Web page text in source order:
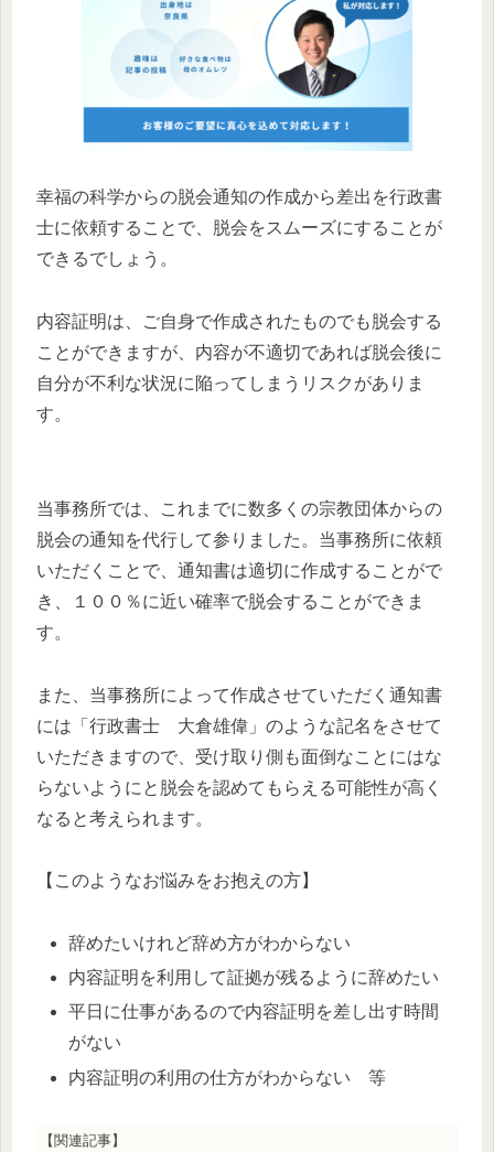
幸福の科学からの脱会通知の作成から差出を行政書
士に依頼することで、脱会をスムーズにすることが
できるでしょう。
内容証明は、ご自身で作成されたものでも脱会する
ことができますが、内容が不適切であれば脱会後に
自分が不利な状況に陥ってしまうリスクがありま
す。
当事務所では、これまでに数多くの宗教団体からの
脱会の通知を代行して参りました。当事務所に依頼
いただくことで、通知書は適切に作成することがで
き、１００％に近い確率で脱会することができま
す。
また、当事務所によって作成させていただく通知書
には「行政書士 大倉雄偉」のような記名をさせて
いただきますので、受け取り側も面倒なことにはな
らないようにと脱会を認めてもらえる可能性が高く
なると考えられます。
【このようなお悩みをお抱えの方】
辞めたいけれど辞め方がわからない
内容証明を利用して証拠が残るように辞めたい
平日に仕事があるので内容証明を差し出す時間
がない
内容証明の利用の仕方がわからない 等
【関連記事】